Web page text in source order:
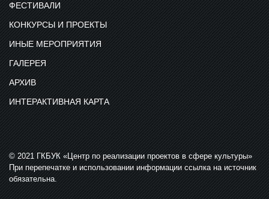
ФЕСТИВАЛИ
КОНКУРСЫ И ПРОЕКТЫ
ИНЫЕ МЕРОПРИЯТИЯ
ГАЛЕРЕЯ
АРХИВ
ИНТЕРАКТИВНАЯ КАРТА
© 2021 ГКБУК «Центр по реализации проектов в сфере культуры»
При перепечатке и использовании информации ссылка на источник
обязательна.